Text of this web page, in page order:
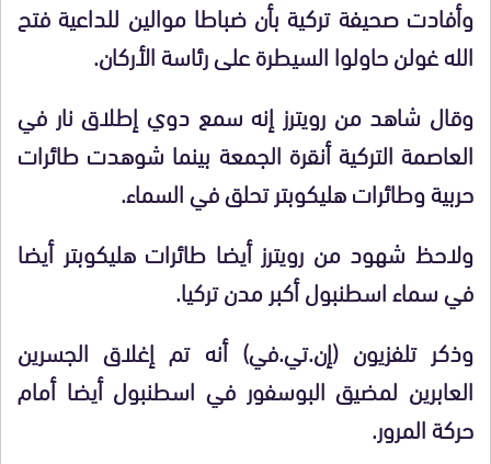
وأفادت صحيفة تركية بأن ضباطا موالين للداعية فتح
الله غولن حاولوا السيطرة على رئاسة الأركان.
وقال شاهد من رويترز إنه سمع دوي إطلاق نار في
العاصمة التركية أنقرة الجمعة بينما شوهدت طائرات
حربية وطائرات هليكوبتر تحلق في السماء.
ولاحظ شهود من رويترز أيضا طائرات هليكوبتر أيضا
في سماء اسطنبول أكبر مدن تركيا.
وذكر تلفزيون (إن.تي.في) أنه تم إغلاق الجسرين
العابرين لمضيق البوسفور في اسطنبول أيضا أمام
حركة المرور.